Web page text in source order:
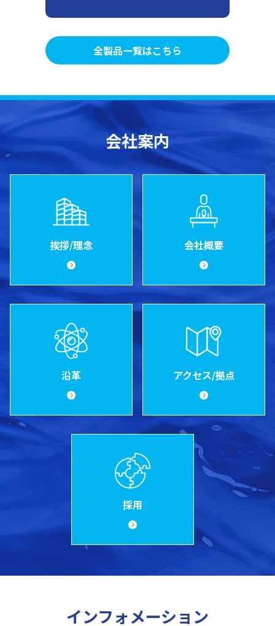
全製品一覧はこちら
会社案内
挨拶/理念 会社概要
沿革 アクセス/拠点
採用
インフォメーション